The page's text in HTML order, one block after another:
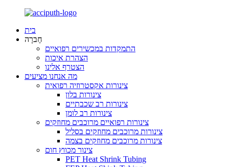
בית
חֶברָה
התמקדות במכשירים רפואיים
הצהרת איכות
הצטרף אלינו
מה אנחנו מציעים
צינורות אקסטרוזיה רפואית
צינורות בלון
צינורות רב שכבתיים
צינורות רב לומן
צינורות רפואיים מרוכבים מחוזקים
צינורות מרוכבים מחוזקים בסליל
צינורות מרוכבים מחוזקים בצמה
צינור מכווץ חום
PET Heat Shrink Tubing